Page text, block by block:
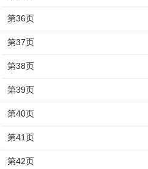
第36页
第37页
第38页
第39页
第40页
第41页
第42页